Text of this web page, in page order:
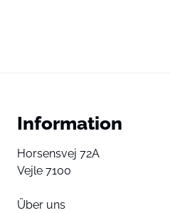
Information
Horsensvej 72A
Vejle 7100
Über uns